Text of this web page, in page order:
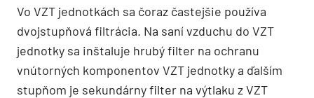
Vo VZT jednotkách sa čoraz častejšie používa
dvojstupňová filtrácia. Na saní vzduchu do VZT
jednotky sa inštaluje hrubý filter na ochranu
vnútorných komponentov VZT jednotky a ďalším
stupňom je sekundárny filter na výtlaku z VZT